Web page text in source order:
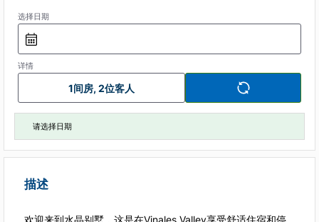
选择日期
详情
1间房, 2位客人
请选择日期
描述